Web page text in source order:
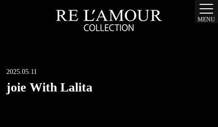
MENU
2025.05.11
joie With Lalita